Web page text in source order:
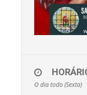
O dia todo (Sexta)